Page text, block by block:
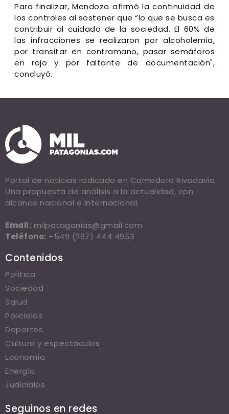
Para finalizar, Mendoza afirmó la continuidad de
los controles al sostener que “lo que se busca es
contribuir al cuidado de la sociedad. El 60% de
las infracciones se realizaron por alcoholemia,
por transitar en contramano, pasar semáforos
en rojo y por faltante de documentación",
concluyó.
Portal de noticias radicado en Comodoro Rivadavia.
Una propuesta de análisis a la actualidad, con
alcance nacional e internacional.
Email: milpatagonias@gmail.com
Teléfono: +549 (297) 444 4953
Contenidos
Política
Sociedad
Salud
Policiales
Deportes
Cultura y espectáculos
Economía
Energía
Judiciales
Seguinos en redes